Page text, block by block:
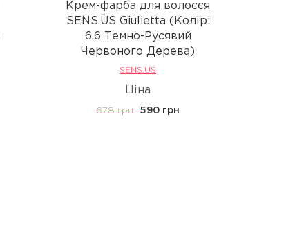
Крем-фарба для волосся
SENS.ÙS Giulietta (Колір:
6.6 Темно-Русявий
Червоного Дерева)
SENS.US
Ціна
678 грн 590 грн